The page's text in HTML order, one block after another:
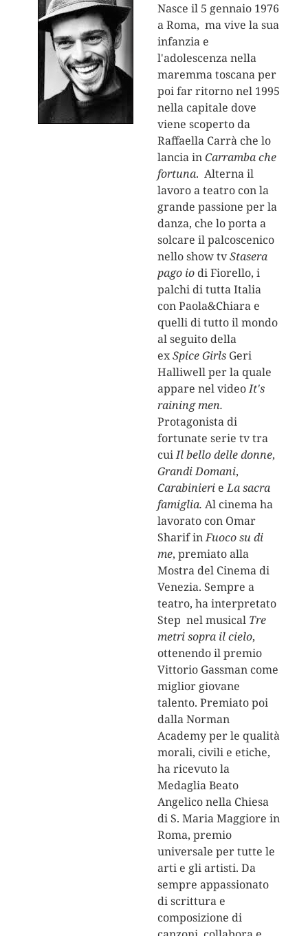
Nasce il 5 gennaio 1976
a Roma, ma vive la sua
infanzia e
l'adolescenza nella
maremma toscana per
poi far ritorno nel 1995
nella capitale dove
viene scoperto da
Raffaella Carrà che lo
lancia inCarramba che
fortuna. Alterna il
lavoro a teatro con la
grande passione per la
danza, che lo porta a
solcare il palcoscenico
nello show tvStasera
pago iodi Fiorello, i
palchi di tutta Italia
con Paola&Chiara e
quelli di tutto il mondo
al seguito della
exSpice GirlsGeri
Halliwell per la quale
appare nel videoIt's
raining men.
Protagonista di
fortunate serie tv tra
cuiIl bello delle donne,
Grandi Domani,
CarabinierieLa sacra
famiglia. Al cinema ha
lavorato con Omar
Sharif inFuoco su di
me, premiato alla
Mostra del Cinema di
Venezia. Sempre a
teatro, ha interpretato
Step nel musical Tre
metri sopra il cielo,
ottenendo il premio
Vittorio Gassman come
miglior giovane
talento. Premiato poi
dalla Norman
Academy per le qualità
morali, civili e etiche,
ha ricevuto la
Medaglia Beato
Angelico nella Chiesa
di S. Maria Maggiore in
Roma, premio
universale per tutte le
arti e gli artisti. Da
sempre appassionato
di scrittura e
composizione di